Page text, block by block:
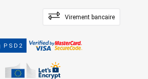
Virement bancaire
PSD2